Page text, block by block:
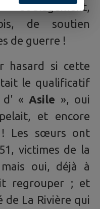
de soutien
de guerre !
hasard si cette
le qualificatif
d' « Asile », oui
et encore
! Les sœurs ont
victimes de la
oui, déjà à
regrouper ; et
La Rivière qui